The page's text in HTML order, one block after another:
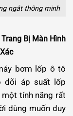
ngắt thông minh
Bị Màn Hình
bơm lốp ô tô
dõi áp suất lốp
tính năng rất
dùng muốn duy